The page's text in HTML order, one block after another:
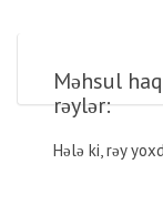
Məhsul
rəylər:
Hələ ki, rəy